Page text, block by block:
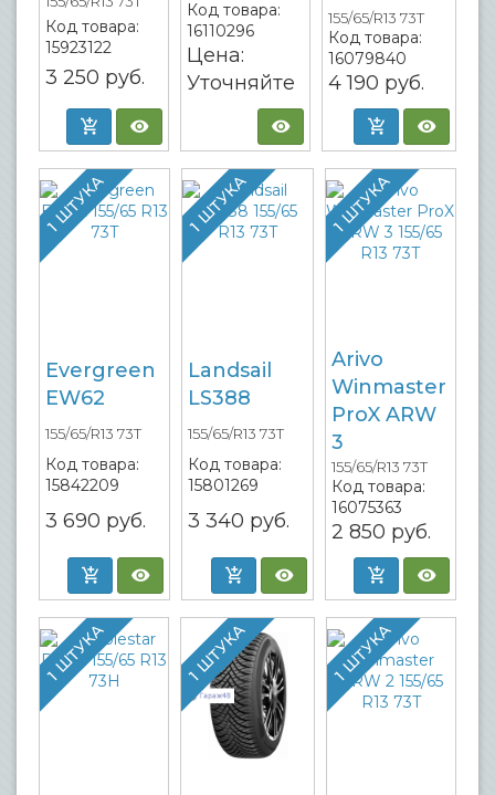
Код товара:
15923122
3 250 руб.
Код товара:
16110296
Цена:
Уточняйте
155/65/R13 73T
Код товара:
16079840
4 190 руб.
1 ШТУКА
Evergreen
EW62
155/65/R13 73T
Код товара:
15842209
3 690 руб.
1 ШТУКА
Landsail
LS388
155/65/R13 73T
Код товара:
15801269
3 340 руб.
1 ШТУКА
Arivo
Winmaster
ProX ARW
3
155/65/R13 73T
Код товара:
16075363
2 850 руб.
1 ШТУКА 1 ШТУКА 1 ШТУКА